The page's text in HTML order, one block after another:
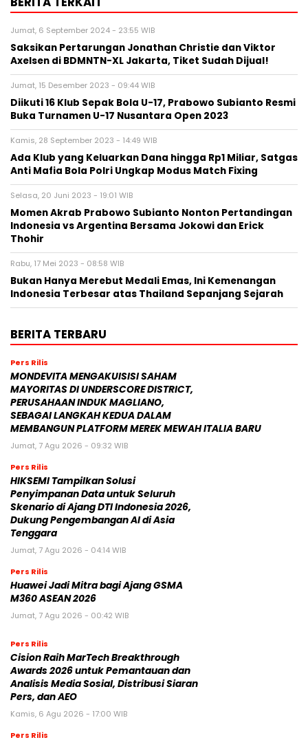
Jumat, 6 September 2024 - 23:55 WIB
Saksikan Pertarungan Jonathan Christie dan Viktor
Axelsen di BDMNTN-XL Jakarta, Tiket Sudah Dijual!
Jumat, 15 Desember 2023 - 09:44 WIB
Diikuti 16 Klub Sepak Bola U-17, Prabowo Subianto Resmi
Buka Turnamen U-17 Nusantara Open 2023
Kamis, 28 September 2023 - 14:49 WIB
Ada Klub yang Keluarkan Dana hingga Rp1 Miliar, Satgas
Anti Mafia Bola Polri Ungkap Modus Match Fixing
Selasa, 20 Juni 2023 - 19:01 WIB
Momen Akrab Prabowo Subianto Nonton Pertandingan
Indonesia vs Argentina Bersama Jokowi dan Erick
Thohir
Rabu, 17 Mei 2023 - 08:58 WIB
Bukan Hanya Merebut Medali Emas, Ini Kemenangan
Indonesia Terbesar atas Thailand Sepanjang Sejarah
BERITA TERBARU
Pers Rilis
MONDEVITA MENGAKUISISI SAHAM
MAYORITAS DI UNDERSCORE DISTRICT,
PERUSAHAAN INDUK MAGLIANO,
SEBAGAI LANGKAH KEDUA DALAM
MEMBANGUN PLATFORM MEREK MEWAH ITALIA BARU
Jumat, 7 Agu 2026 - 09:32 WIB
Pers Rilis
HIKSEMI Tampilkan Solusi
Penyimpanan Data untuk Seluruh
Skenario di Ajang DTI Indonesia 2026,
Dukung Pengembangan AI di Asia
Tenggara
Jumat, 7 Agu 2026 - 04:14 WIB
Pers Rilis
Huawei Jadi Mitra bagi Ajang GSMA
M360 ASEAN 2026
Jumat, 7 Agu 2026 - 00:42 WIB
Pers Rilis
Cision Raih MarTech Breakthrough
Awards 2026 untuk Pemantauan dan
Analisis Media Sosial, Distribusi Siaran
Pers, dan AEO
Kamis, 6 Agu 2026 - 17:00 WIB
Pers Rilis